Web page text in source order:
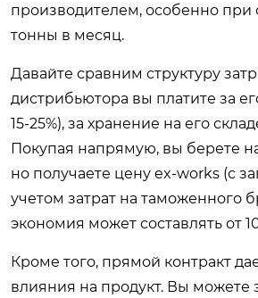
производителем, особенно при
тонны в месяц.
Давайте сравним структуру
дистрибьютора вы платите за
15-25%), за хранение на его
Покупая напрямую, вы берете
но получаете цену ex-works (с
учетом затрат на таможенного
экономия может составлять от
Кроме того, прямой контракт
влияния на продукт. Вы можете